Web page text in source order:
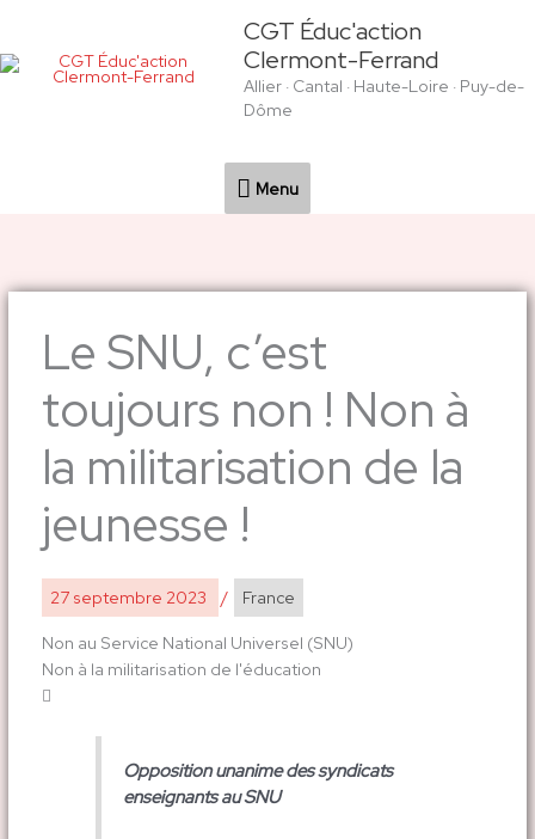
contenu
CGT Éduc'action
Clermont-Ferrand
Allier · Cantal · Haute-Loire · Puy-de-
Dôme
Menu
Menu
Le SNU, c’est
toujours non ! Non à
la militarisation de la
jeunesse !
27 septembre 2023 / France
Non au Service National Universel (SNU)
Non à la militarisation de l'éducation
Opposition unanime des syndicats
enseignants au SNU